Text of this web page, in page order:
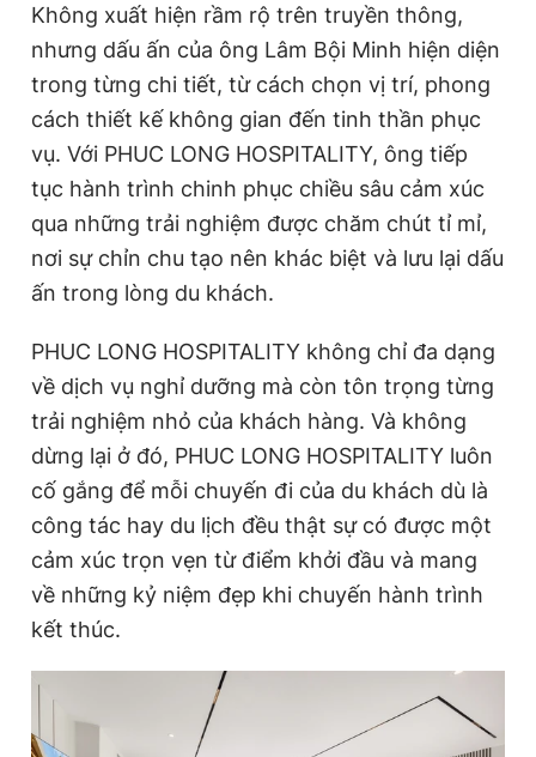
Không xuất hiện rầm rộ trên truyền thông,
nhưng dấu ấn của ông Lâm Bội Minh hiện diện
trong từng chi tiết, từ cách chọn vị trí, phong
cách thiết kế không gian đến tinh thần phục
vụ. Với PHUC LONG HOSPITALITY, ông tiếp
tục hành trình chinh phục chiều sâu cảm xúc
qua những trải nghiệm được chăm chút tỉ mỉ,
nơi sự chỉn chu tạo nên khác biệt và lưu lại dấu
ấn trong lòng du khách.
PHUC LONG HOSPITALITY không chỉ đa dạng
về dịch vụ nghỉ dưỡng mà còn tôn trọng từng
trải nghiệm nhỏ của khách hàng. Và không
dừng lại ở đó, PHUC LONG HOSPITALITY luôn
cố gắng để mỗi chuyến đi của du khách dù là
công tác hay du lịch đều thật sự có được một
cảm xúc trọn vẹn từ điểm khởi đầu và mang
về những kỷ niệm đẹp khi chuyến hành trình
kết thúc.